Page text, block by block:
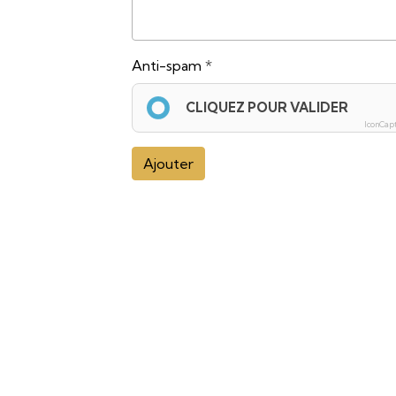
Anti-spam
CLIQUEZ POUR VALIDER
Ajouter